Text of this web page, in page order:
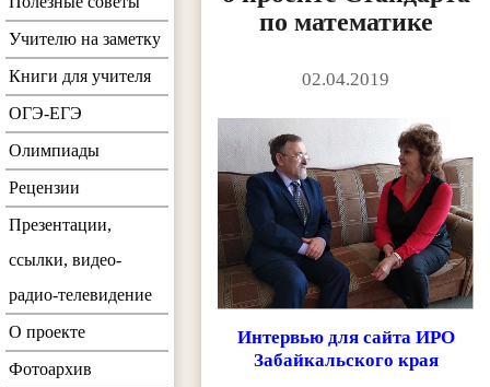
по математике
02.04.2019
Интервью для сайта ИРО
Забайкальского края
Учителю на заметку
Книги для учителя
ОГЭ-ЕГЭ
Олимпиады
Рецензии
Презентации,
ссылки, видео-
радио-телевидение
О проекте
Фотоархив